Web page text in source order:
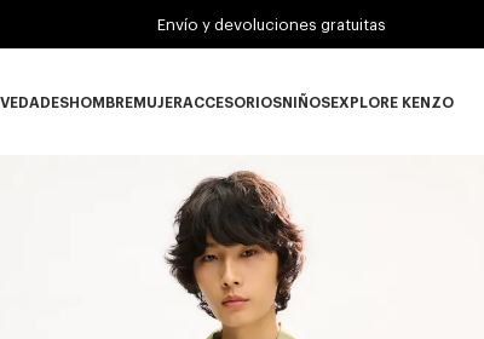
Envío y devoluciones gratuitas
Novedades subcategories
HOMBRE
HOMBRE subcategories
MUJER
MUJER subcategories
ACCESORIOS
ACCESORIOS subcategories
NIÑOSEXPLORE KENZO